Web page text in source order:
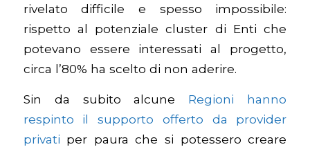
rivelato difficile e spesso impossibile:
rispetto al potenziale cluster di Enti che
potevano essere interessati al progetto,
circa l’80% ha scelto di non aderire.
Sin da subito alcune Regioni hanno
respinto il supporto offerto da provider
privati per paura che si potessero creare